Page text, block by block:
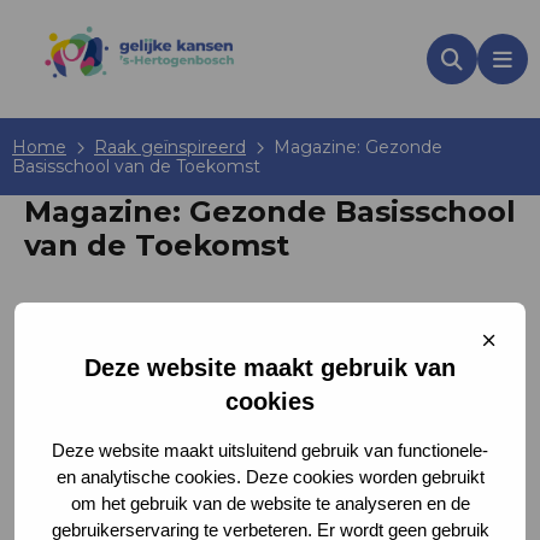
Deze website maakt gebruik van
cookies
Deze website maakt uitsluitend gebruik van functionele-
en analytische cookies. Deze cookies worden gebruikt
om het gebruik van de website te analyseren en de
gebruikerservaring te verbeteren. Er wordt geen gebruik
Sluit
Zoeken
Home Raak geïnspireerd
Magazine: Gezonde
Basisschool van de Toekomst
Magazine: Gezonde Basisschool
van de Toekomst
LEZEN
Gepubliceerd op 03-05-2020
Kinderen helpen om hun talenten optimaal
te ontwikkelingen moet vanuit verschillende